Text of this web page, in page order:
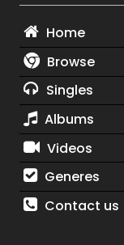
Home
Browse
Singles
Albums
Videos
Generes
Contact us